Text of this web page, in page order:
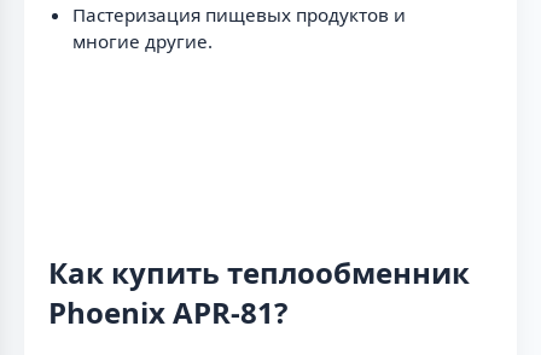
Пастеризация пищевых продуктов и
многие другие.
Как купить теплообменник
Phoenix APR-81?